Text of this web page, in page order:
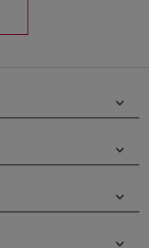
keyboard_arrow_down
keyboard_arrow_down
keyboard_arrow_down
keyboard_arrow_down